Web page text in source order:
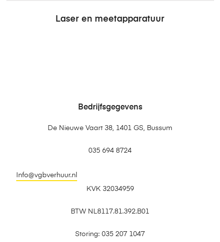
Laser en meetapparatuur
Bedrijfsgegevens
De Nieuwe Vaart 38, 1401 GS, Bussum
035 694 8724
Info@vgbverhuur.nl
KVK 32034959
BTW NL8117.81.392.B01
Storing: 035 207 1047